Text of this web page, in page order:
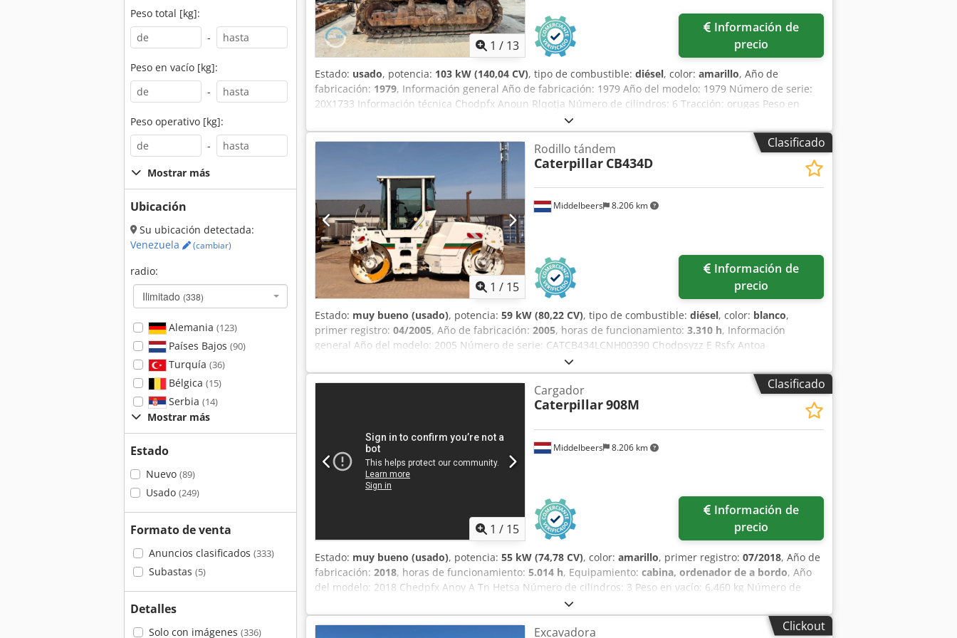
Peso total [kg]:
-
Peso en vacío [kg]:
-
Peso operativo [kg]:
-
Mostrar más
Ubicación
Su ubicación detectada:
Venezuela
(cambiar)
radio:
Ilimitado (338)
Alemania (123)
Países Bajos (90)
Turquía (36)
Bélgica (15)
Serbia (14)
Mostrar más
Estado
Nuevo (89)
Usado (249)
Formato de venta
Anuncios clasificados (333)
Subastas (5)
Detalles
Solo con imágenes (336)
1 / 13
precio
Estado: usado, potencia: 103 kW (140,04 CV), tipo de combustible: diésel, color: amarillo, Año de
fabricación: 1979, Información general Año de fabricación: 1979 Año del modelo: 1979 Número de serie:
20X1733 Información técnica Chodpfx Anoun Rlqotja Número de cilindros: 6 Tracción: orugas Peso en
vacío: 14.000 kg Estado Estado general: medio Estado técnico: bueno Estado visual: malo Información
financiera Precio: A consultar Más información Para más información, póngase en contacto con Ernst van
Clasificado
1 / 15
Middelbeers 8.206 km
Rodillo tándem
Caterpillar CB434D
precio
Estado: muy bueno (usado), potencia: 59 kW (80,22 CV), tipo de combustible: diésel, color: blanco,
primer registro: 04/2005, Año de fabricación: 2005, horas de funcionamiento: 3.310 h, Información
general Año del modelo: 2005 Número de serie: CATCB434LCNH00390 Chodpsyzz E Rsfx Antoa
Información técnica Número de cilindros: 4 Cilindrada del motor: 4.400 cc Tracción: Ruedas Peso en vacío:
7.500 kg Funcionalidad Anchura de trabajo: 150 cm Estado Estado técnico: Muy bueno Estado visual: Muy
bueno Daños: Ninguno Información financiera Precio: Bajo consulta Más información Póngase en contacto
con Ernst van Hek para obtener más información.
Clasificado
1 / 15
Middelbeers 8.206 km
Cargador
Caterpillar908M
precio
Estado: muy bueno (usado), potencia: 55 kW (74,78 CV), color: amarillo, primer registro: 07/2018, Año de
fabricación: 2018, horas de funcionamiento: 5.014 h, Equipamiento: cabina, ordenador de a bordo, Año
del modelo: 2018 Chedpfx Anoy A Tn Hetsa Número de cilindros: 3 Peso en vacío: 6.460 kg Número de
válvulas: 3 Marcado CE: sí Estado técnico: muy bueno Estado visual: muy bueno Precio: A consultar
Número de serie: CAT0908MAH8803391 = Otras opciones y equipamiento = - 3ª válvula - Cabina cerrada -
Clickout
Excavadora